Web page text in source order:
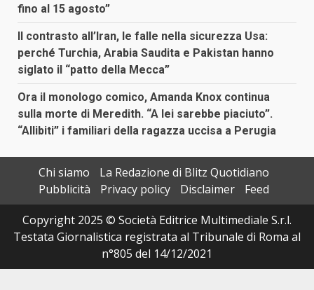
fino al 15 agosto”
Il contrasto all’Iran, le falle nella sicurezza Usa:
perché Turchia, Arabia Saudita e Pakistan hanno
siglato il “patto della Mecca”
Ora il monologo comico, Amanda Knox continua
sulla morte di Meredith. “A lei sarebbe piaciuto”.
“Allibiti” i familiari della ragazza uccisa a Perugia
Chi siamo
La Redazione di Blitz Quotidiano
Pubblicità
Privacy policy Disclaimer
Feed
Copyright 2025 © Società Editrice Multimediale S.r.l.
Testata Giornalistica registrata al Tribunale di Roma al
n°805 del 14/12/2021